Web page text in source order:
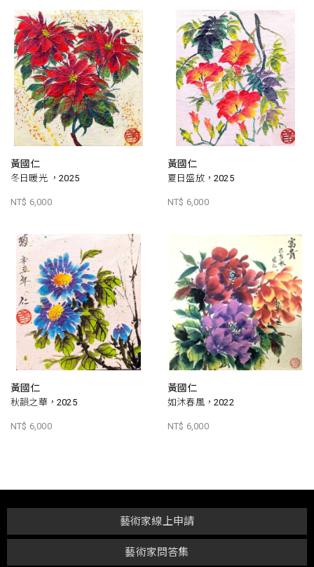
黃國仁
冬日暖光 ，2025
NT$ 6,000
黃國仁
夏日盛放，2025
NT$ 6,000
黃國仁
秋韻之華，2025
NT$ 6,000
黃國仁
如沐春風，2022
NT$ 6,000
藝術家問答集
藝術家線上申請